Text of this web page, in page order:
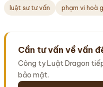
luật sư tư vấn phạm vi hoà
Cần tư vấn về vấn
Công ty Luật Dragon
bảo mật.